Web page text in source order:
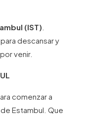
(IST)
descansar y
venir.
comenzar a
Estambul. Que